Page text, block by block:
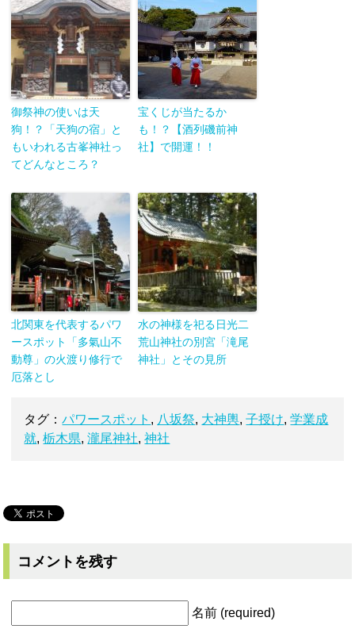
御祭神の使いは天
狗！？「天狗の宿」と
もいわれる古峯神社っ
てどんなところ？
宝くじが当たるか
も！？【酒列磯前神
社】で開運！！
北関東を代表するパワ
ースポット「多氣山不
動尊」の火渡り修行で
厄落とし
水の神様を祀る日光二
荒山神社の別宮「滝尾
神社」とその見所
タグ：パワースポット , 八坂祭, 大神輿,子授け,学業成
就,栃木県,瀧尾神社,神社
コメントを残す
名前 (required)